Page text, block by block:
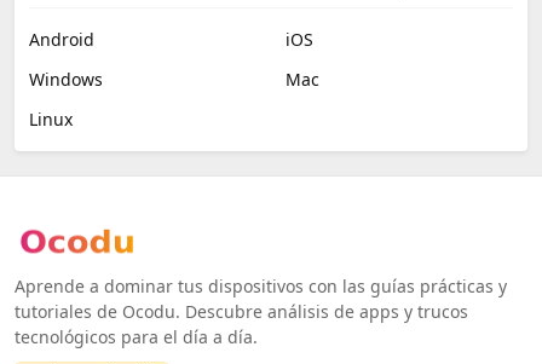
Android
iOS
Windows
Mac
Linux
Aprende a dominar tus dispositivos con las guías prácticas y
tutoriales de Ocodu. Descubre análisis de apps y trucos
tecnológicos para el día a día.